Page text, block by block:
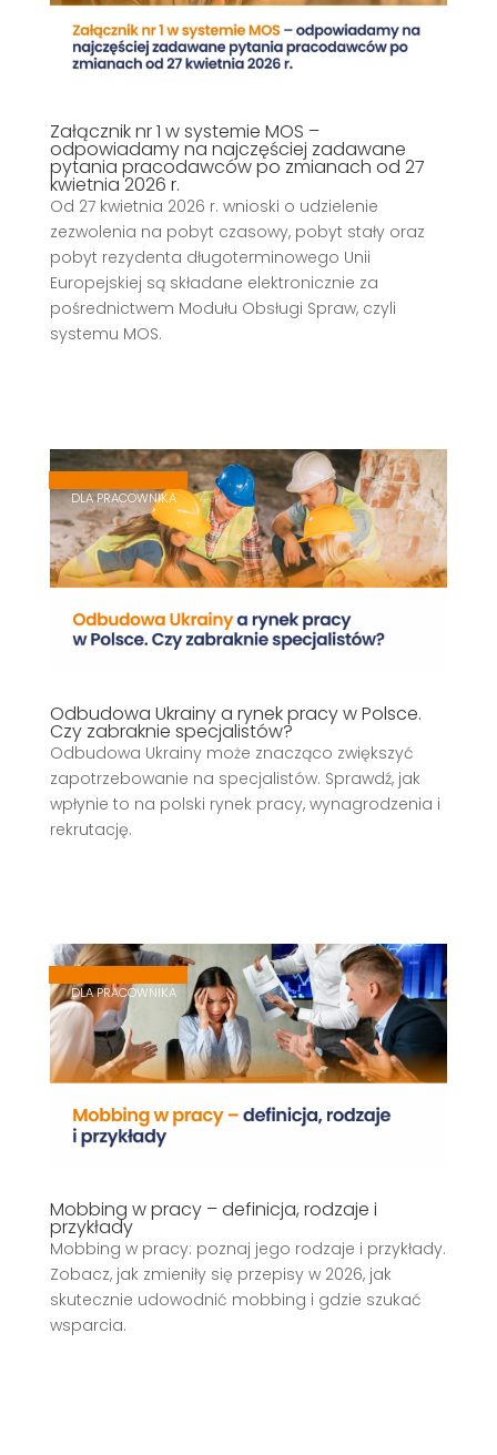
Załącznik nr 1 w systemie MOS –
odpowiadamy na najczęściej zadawane
pytania pracodawców po zmianach od 27
kwietnia 2026 r.
Od 27 kwietnia 2026 r. wnioski o udzielenie
zezwolenia na pobyt czasowy, pobyt stały oraz
pobyt rezydenta długoterminowego Unii
Europejskiej są składane elektronicznie za
pośrednictwem Modułu Obsługi Spraw, czyli
systemu MOS.
Odbudowa Ukrainy a rynek pracy w Polsce.
Czy zabraknie specjalistów?
DLA PRACOWNIKA
Odbudowa Ukrainy może znacząco zwiększyć
zapotrzebowanie na specjalistów. Sprawdź, jak
wpłynie to na polski rynek pracy, wynagrodzenia i
rekrutację.
Mobbing w pracy – definicja, rodzaje i
przykłady
,,
DLA PRACOWNIKA
Mobbing w pracy: poznaj jego rodzaje i przykłady.
Zobacz, jak zmieniły się przepisy w 2026, jak
skutecznie udowodnić mobbing i gdzie szukać
wsparcia.